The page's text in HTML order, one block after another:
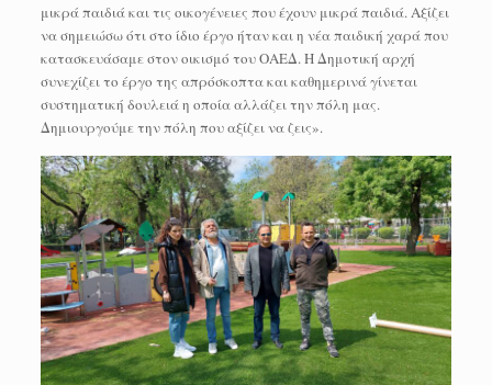
μικρά παιδιά και τις οικογένειες που έχουν μικρά παιδιά. Αξίζει
να σημειώσω ότι στο ίδιο έργο ήταν και η νέα παιδική χαρά που
κατασκευάσαμε στον οικισμό του ΟΑΕΔ. Η Δημοτική αρχή
συνεχίζει το έργο της απρόσκοπτα και καθημερινά γίνεται
συστηματική δουλειά η οποία αλλάζει την πόλη μας.
Δημιουργούμε την πόλη που αξίζει να ζεις».